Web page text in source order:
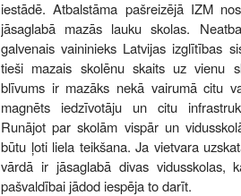
iestādē. Atbalstāma pašreizējā IZM
jāsaglabā mazās lauku skolas.
galvenais vaininieks Latvijas izglītības
tieši mazais skolēnu skaits uz vienu
blīvums ir mazāks nekā vairumā citu
magnēts iedzīvotāju un citu
Runājot par skolām vispār un
būtu ļoti liela teikšana. Ja vietvara
vārdā ir jāsaglabā divas vidusskolas,
pašvaldībai jādod iespēja to darīt.